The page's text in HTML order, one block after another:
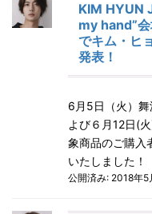
KIM HYUN
my hand”会
でキム・ヒ
発表！
6月5日（火）
よび６月12日(
象商品のご購入
いたしました！
公開済み: 2018年5